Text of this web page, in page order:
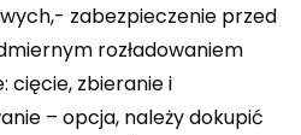
zabezpieczenie przed
rozładowaniem
cięcie, zbieranie i
– opcja, należy dokupić